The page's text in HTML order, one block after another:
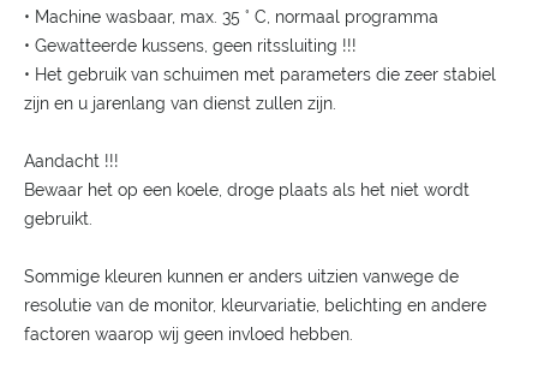
• Machine wasbaar, max. 35 ° C, normaal programma
• Gewatteerde kussens, geen ritssluiting !!!
• Het gebruik van schuimen met parameters die zeer stabiel
zijn en u jarenlang van dienst zullen zijn.
Aandacht !!!
Bewaar het op een koele, droge plaats als het niet wordt
gebruikt.
Sommige kleuren kunnen er anders uitzien vanwege de
resolutie van de monitor, kleurvariatie, belichting en andere
factoren waarop wij geen invloed hebben.